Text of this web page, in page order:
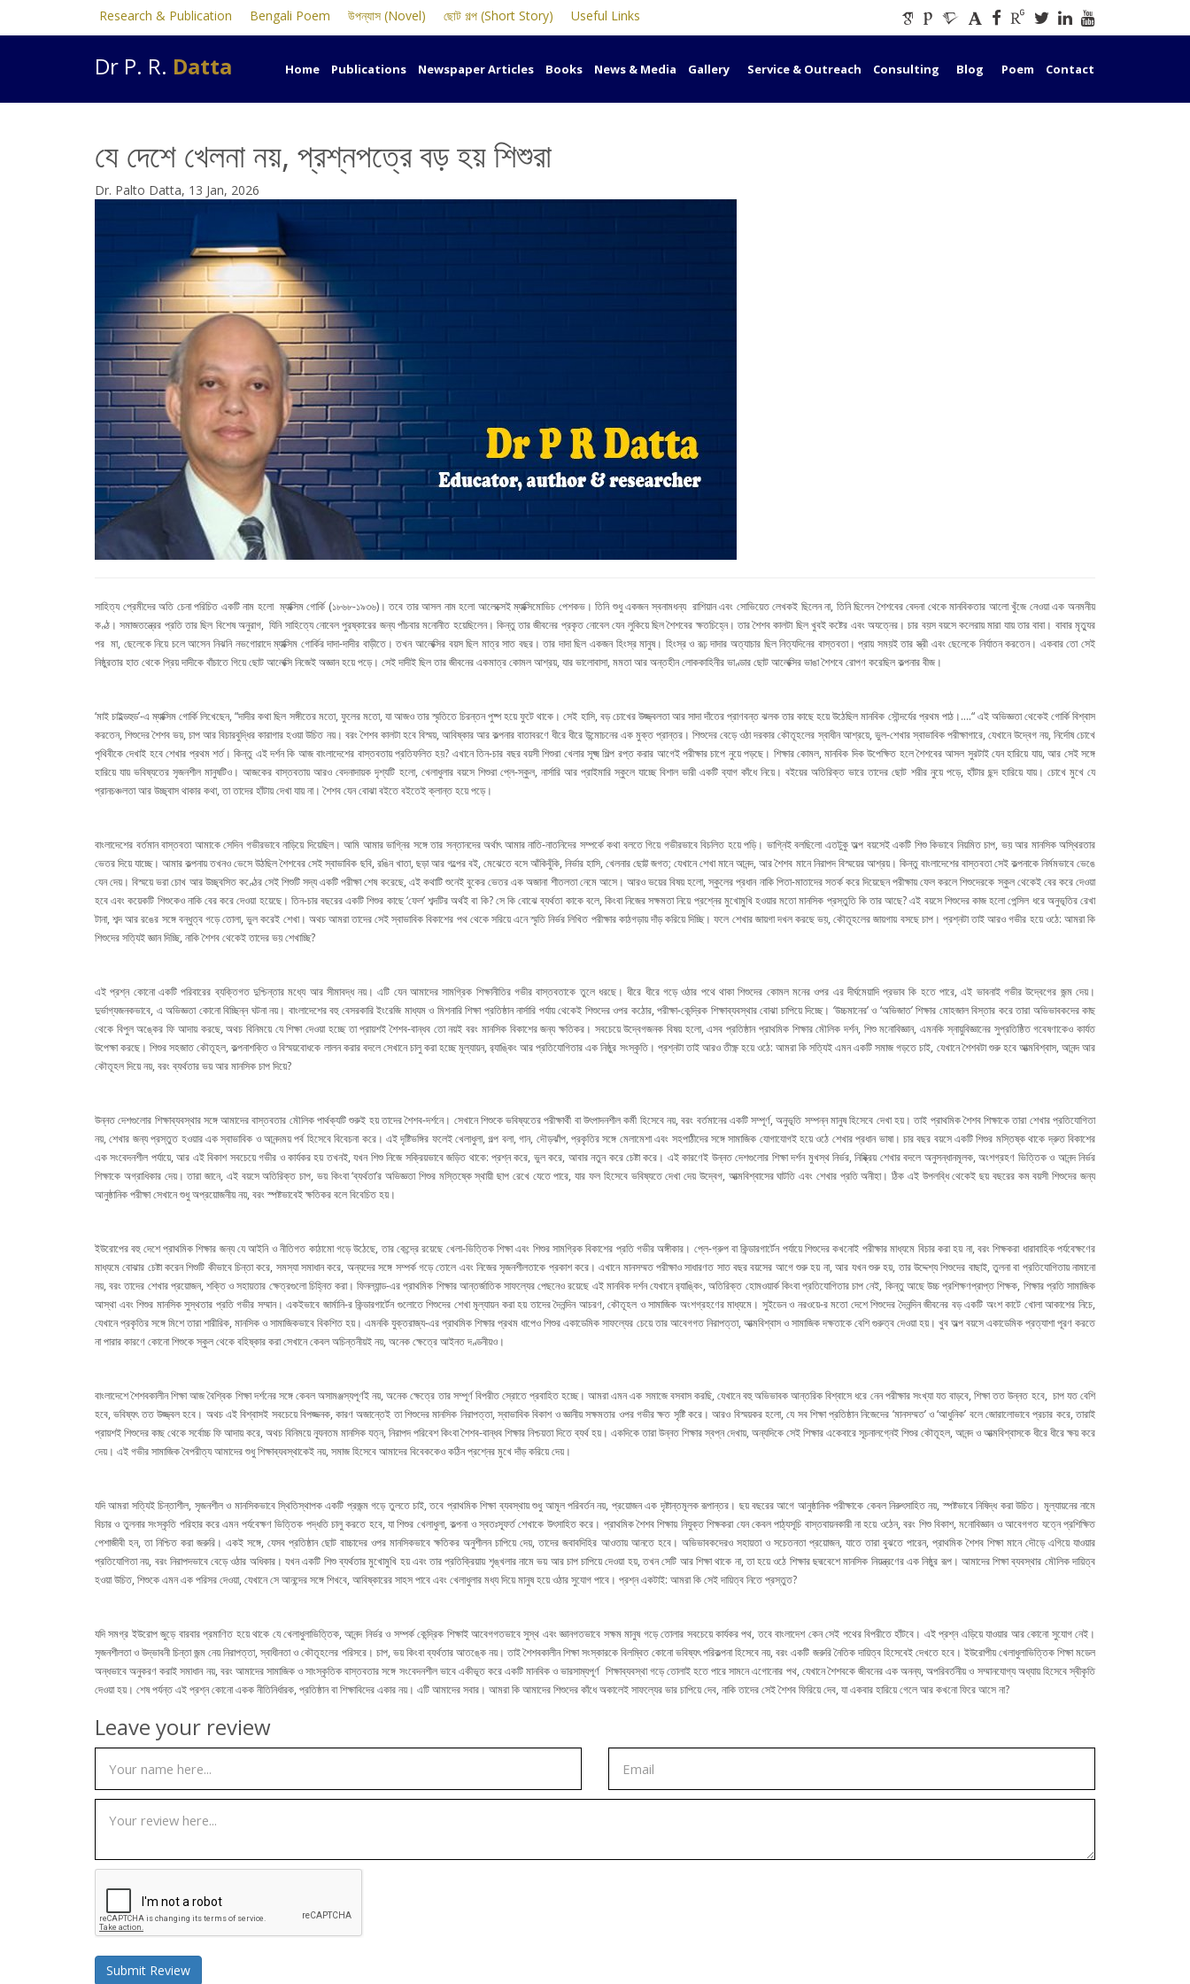
Research & Publication Bengali Poem উপন্যাস (Novel) ছোট গল্প (Short Story) Useful Links
Dr P. R. Datta Home Publications Newspaper Articles Books News & Media Gallery Service & Outreach Consulting Blog Poem Contact
যে দেশে খেলনা নয়, প্রশ্নপত্রে বড় হয় শিশুরা
Dr. Palto Datta, 13 Jan, 2026
সাহিত্য প্রেমীদের অতি চেনা পরিচিত একটি নাম হলো ম্যাক্সিম গোর্কি (১৮৬৮-১৯৩৬)। তবে তার আসল নাম হলো আলেক্সেই ম্যাক্সিমোভিচ পেশকভ। তিনি শুধু একজন স্বনামধন্য রাশিয়ান এবং সোভিয়েত লেখকই ছিলেন না, তিনি ছিলেন শৈশবের বেদনা থেকে মানবিকতার আলো খুঁজে নেওয়া এক অনমনীয়
কণ্ঠ। সমাজতন্ত্রের প্রতি তার ছিল বিশেষ অনুরাগ, যিনি সাহিত্যে নোবেল পুরষ্কারের জন্য পাঁচবার মনোনীত হয়েছিলেন। কিন্তু তার জীবনের প্রকৃত নোবেল যেন লুকিয়ে ছিল শৈশবের ক্ষতচিহ্নে। তার শৈশব কালটা ছিল খুবই কষ্টের এবং অযত্নের। চার বয়স বয়সে কলেরায় মারা যায় তার বাবা। বাবার মৃত্যুর
পর মা, ছেলেকে নিয়ে চলে আসেন নিঝনি নভগোরাদে ম্যাক্সিম গোর্কির দাদা-দাদীর বাড়ীতে। তখন আলেক্সির বয়স ছিল মাত্র সাত বছর। তার দাদা ছিল একজন হিংস্র মানুষ। হিংস্র ও রূঢ় দাদার অত্যাচার ছিল নিত্যদিনের বাস্তবতা। প্রায় সময়ই তার স্ত্রী এবং ছেলেকে নির্যাতন করতেন। একবার তো সেই
নিষ্ঠুরতার হাত থেকে প্রিয় দাদীকে বাঁচাতে গিয়ে ছোট আলেক্সি নিজেই অজ্ঞান হয়ে পড়ে। সেই দাদীই ছিল তার জীবনের একমাত্র কোমল আশ্রয়, যার ভালোবাসা, মমতা আর অন্তহীন লোককাহিনীর ভাণ্ডার ছোট আলেক্সির ভাঙা শৈশবে রোপণ করেছিল কল্পনার বীজ।
‘মাই চাইল্ডহুড’-এ ম্যাক্সিম গোর্কি লিখেছেন, “দাদীর কথা ছিল সঙ্গীতের মতো, ফুলের মতো, যা আজও তার স্মৃতিতে চিরন্তন পুষ্প হয়ে ফুটে থাকে। সেই হাসি, বড় চোখের উজ্জ্বলতা আর সাদা দাঁতের প্রাণবন্ত ঝলক তার কাছে হয়ে উঠেছিল মানবিক সৌন্দর্যের প্রথম পাঠ।….“ এই অভিজ্ঞতা থেকেই গোর্কি বিশ্বাস
করতেন, শিশুদের শৈশব ভয়, চাপ আর বিচারবুদ্ধির কারাগার হওয়া উচিত নয়। বরং শৈশব কালটা হবে বিস্ময়, আবিষ্কার আর কল্পনার বাতাবরণে ধীরে ধীরে উন্মোচনের এক মুক্ত প্রান্তর। শিশুদের বেড়ে ওঠা দরকার কৌতূহলের স্বাধীন আশ্রয়ে, ভুল-শেখার স্বাভাবিক পরীক্ষাগারে, যেখানে উদ্বেগ নয়, নির্দোষ চোখে
পৃথিবীকে দেখাই হবে শেখার প্রথম শর্ত। কিন্তু এই দর্শন কি আজ বাংলাদেশের বাস্তবতায় প্রতিফলিত হয়? এখানে তিন-চার বছর বয়সী শিশুরা খেলার সূক্ষ্ম শিল্প রপ্ত করার আগেই পরীক্ষার চাপে নুয়ে পড়ছে। শিক্ষার কোমল, মানবিক দিক উপেক্ষিত হলে শৈশবের আসল সুরটাই যেন হারিয়ে যায়, আর সেই সঙ্গে
হারিয়ে যায় ভবিষ্যতের সৃজনশীল মানুষটিও। আজকের বাস্তবতায় আরও বেদনাদায়ক দৃশ্যটি হলো, খেলাধুলার বয়সে শিশুরা প্লে-স্কুল, নার্সারি আর প্রাইমারি স্কুলে যাচ্ছে বিশাল ভারী একটি ব্যাগ কাঁধে নিয়ে। বইয়ের অতিরিক্ত ভারে তাদের ছোট শরীর নুয়ে পড়ে, হাঁটার ছন্দ হারিয়ে যায়। চোখে মুখে যে
প্রানচঞ্চলতা আর উচ্ছ্বাস থাকার কথা, তা তাদের হাঁটায় দেখা যায় না। শৈশব যেন বোঝা বইতে বইতেই ক্লান্ত হয়ে পড়ে।
বাংলাদেশের বর্তমান বাস্তবতা আমাকে সেদিন গভীরভাবে নাড়িয়ে দিয়েছিল। আমি আমার ভাগ্নির সঙ্গে তার সন্তানদের অর্থাৎ আমার নাতি-নাতনিদের সম্পর্কে কথা বলতে গিয়ে গভীরভাবে বিচলিত হয়ে পড়ি। ভাগ্নিই বলছিলো এতটুকু অল্প বয়সেই একটি শিশু কিভাবে নিয়মিত চাপ, ভয় আর মানসিক অস্থিরতার
ভেতর দিয়ে যাচ্ছে। আমার কল্পনায় তখনও ভেসে উঠছিল শৈশবের সেই স্বাভাবিক ছবি, রঙিন খাতা, ছড়া আর গল্পের বই, মেঝেতে বসে আঁকিবুঁকি, নির্ভার হাসি, খেলনার ছোট্ট জগত; যেখানে শেখা মানে আনন্দ, আর শৈশব মানে নিরাপদ বিস্ময়ের আশ্রয়। কিন্তু বাংলাদেশের বাস্তবতা সেই কল্পনাকে নির্মমভাবে ভেঙে
যেন দেয়। বিস্ময়ে ভরা চোখ আর উচ্ছ্বসিত কণ্ঠের সেই শিশুটি সদ্য একটি পরীক্ষা শেষ করেছে, এই কথাটি শুনেই বুকের ভেতর এক অজানা শীতলতা নেমে আসে। আরও ভয়ের বিষয় হলো, স্কুলের প্রধান নাকি পিতা-মাতাদের সতর্ক করে দিয়েছেন পরীক্ষায় ফেল করলে শিশুদেরকে স্কুল থেকেই বের করে দেওয়া
হবে এবং কয়েকটি শিশুকেও নাকি বের করে দেওয়া হয়েছে। তিন-চার বছরের একটি শিশুর কাছে ‘ফেল’ শব্দটির অর্থই বা কি? সে কি বোঝে ব্যর্থতা কাকে বলে, কিংবা নিজের সক্ষমতা নিয়ে প্রশ্নের মুখোমুখি হওয়ার মতো মানসিক প্রস্তুতি কি তার আছে? এই বয়সে শিশুদের কাজ হলো পেন্সিল ধরে অনুভূতির রেখা
টানা, শব্দ আর রঙের সঙ্গে বন্ধুত্ব গড়ে তোলা, ভুল করেই শেখা। অথচ আমরা তাদের সেই স্বাভাবিক বিকাশের পথ থেকে সরিয়ে এনে স্মৃতি নির্ভর লিখিত পরীক্ষার কাঠগড়ায় দাঁড় করিয়ে দিচ্ছি। ফলে শেখার জায়গা দখল করছে ভয়, কৌতূহলের জায়গায় বসছে চাপ। প্রশ্নটা তাই আরও গভীর হয়ে ওঠে: আমরা কি
শিশুদের সত্যিই জ্ঞান দিচ্ছি, নাকি শৈশব থেকেই তাদের ভয় শেখাচ্ছি?
এই প্রশ্ন কোনো একটি পরিবারের ব্যক্তিগত দুশ্চিন্তার মধ্যে আর সীমাবদ্ধ নয়। এটি যেন আমাদের সামগ্রিক শিক্ষানীতির গভীর বাস্তবতাকে তুলে ধরছে। ধীরে ধীরে গড়ে ওঠার পথে থাকা শিশুদের কোমল মনের ওপর এর দীর্ঘমেয়াদি প্রভাব কি হতে পারে, এই ভাবনাই গভীর উদ্বেগের জন্ম দেয়।
দুর্ভাগ্যজনকভাবে, এ অভিজ্ঞতা কোনো বিচ্ছিন্ন ঘটনা নয়। বাংলাদেশের বহু বেসরকারি ইংরেজি মাধ্যম ও মিশনারি শিক্ষা প্রতিষ্ঠান নার্সারি পর্যায় থেকেই শিশুদের ওপর কঠোর, পরীক্ষা-কেন্দ্রিক শিক্ষাব্যবস্থার বোঝা চাপিয়ে দিচ্ছে। ‘উচ্চমানের’ ও ‘অভিজাত’ শিক্ষার মোহজাল বিস্তার করে তারা অভিভাবকদের কাছ
থেকে বিপুল অঙ্কের ফি আদায় করছে, অথচ বিনিময়ে যে শিক্ষা দেওয়া হচ্ছে তা প্রায়শই শৈশব-বান্ধব তো নয়ই বরং মানসিক বিকাশের জন্য ক্ষতিকর। সবচেয়ে উদ্বেগজনক বিষয় হলো, এসব প্রতিষ্ঠান প্রাথমিক শিক্ষার মৌলিক দর্শন, শিশু মনোবিজ্ঞান, এমনকি স্নায়ুবিজ্ঞানের সুপ্রতিষ্ঠিত গবেষণাকেও কার্যত
উপেক্ষা করছে। শিশুর সহজাত কৌতূহল, কল্পনাশক্তি ও বিস্ময়বোধকে লালন করার বদলে সেখানে চালু করা হচ্ছে মূল্যায়ন, র‍্যাঙ্কিং আর প্রতিযোগিতার এক নিষ্ঠুর সংস্কৃতি। প্রশ্নটা তাই আরও তীক্ষ্ণ হয়ে ওঠে: আমরা কি সত্যিই এমন একটি সমাজ গড়তে চাই, যেখানে শৈশবটা শুরু হবে আত্মবিশ্বাস, আনন্দ আর
কৌতূহল দিয়ে নয়, বরং ব্যর্থতার ভয় আর মানসিক চাপ দিয়ে?
উন্নত দেশগুলোর শিক্ষাব্যবস্থার সঙ্গে আমাদের বাস্তবতার মৌলিক পার্থক্যটি শুরুই হয় তাদের শৈশব-দর্শনে। সেখানে শিশুকে ভবিষ্যতের পরীক্ষার্থী বা উৎপাদনশীল কর্মী হিসেবে নয়, বরং বর্তমানের একটি সম্পূর্ণ, অনুভূতি সম্পন্ন মানুষ হিসেবে দেখা হয়। তাই প্রাথমিক শৈশব শিক্ষাকে তারা শেখার প্রতিযোগিতা
নয়, শেখার জন্য প্রস্তুত হওয়ার এক স্বাভাবিক ও আনন্দময় পর্ব হিসেবে বিবেচনা করে। এই দৃষ্টিভঙ্গির ফলেই খেলাধুলা, গল্প বলা, গান, দৌড়ঝাঁপ, প্রকৃতির সঙ্গে মেলামেশা এবং সহপাঠীদের সঙ্গে সামাজিক যোগাযোগই হয়ে ওঠে শেখার প্রধান ভাষা। চার বছর বয়সে একটি শিশুর মস্তিষ্ক থাকে দ্রুত বিকাশের
এক সংবেদনশীল পর্যায়ে, আর এই বিকাশ সবচেয়ে গভীর ও কার্যকর হয় তখনই, যখন শিশু নিজে সক্রিয়ভাবে জড়িত থাকে: প্রশ্ন করে, ভুল করে, আবার নতুন করে চেষ্টা করে। এই কারণেই উন্নত দেশগুলোর শিক্ষা দর্শন মুখস্থ নির্ভর, নিষ্ক্রিয় শেখার বদলে অনুসন্ধানমূলক, অংশগ্রহণ ভিত্তিক ও আনন্দ নির্ভর
শিক্ষাকে অগ্রাধিকার দেয়। তারা জানে, এই বয়সে অতিরিক্ত চাপ, ভয় কিংবা ‘ব্যর্থতা’র অভিজ্ঞতা শিশুর মস্তিষ্কে স্থায়ী ছাপ রেখে যেতে পারে, যার ফল হিসেবে ভবিষ্যতে দেখা দেয় উদ্বেগ, আত্মবিশ্বাসের ঘাটতি এবং শেখার প্রতি অনীহা। ঠিক এই উপলব্ধি থেকেই ছয় বছরের কম বয়সী শিশুদের জন্য
আনুষ্ঠানিক পরীক্ষা সেখানে শুধু অপ্রয়োজনীয় নয়, বরং স্পষ্টভাবেই ক্ষতিকর বলে বিবেচিত হয়।
ইউরোপের বহু দেশে প্রাথমিক শিক্ষার জন্য যে আইনি ও নীতিগত কাঠামো গড়ে উঠেছে, তার কেন্দ্রে রয়েছে খেলা-ভিত্তিক শিক্ষা এবং শিশুর সামগ্রিক বিকাশের প্রতি গভীর অঙ্গীকার। প্লে-গ্রুপ বা কিন্ডারগার্টেন পর্যায়ে শিশুদের কখনোই পরীক্ষার মাধ্যমে বিচার করা হয় না, বরং শিক্ষকরা ধারাবাহিক পর্যবেক্ষণের
মাধ্যমে বোঝার চেষ্টা করেন শিশুটি কীভাবে চিন্তা করে, সমস্যা সমাধান করে, অন্যদের সঙ্গে সম্পর্ক গড়ে তোলে এবং নিজের সৃজনশীলতাকে প্রকাশ করে। এখানে মানসম্মত পরীক্ষাও সাধারণত সাত বছর বয়সের আগে শুরু হয় না, আর যখন শুরু হয়, তার উদ্দেশ্য শিশুদের বাছাই, তুলনা বা প্রতিযোগিতায় নামানো
নয়, বরং তাদের শেখার প্রয়োজন, শক্তি ও সহায়তার ক্ষেত্রগুলো চিহ্নিত করা। ফিনল্যান্ড-এর প্রাথমিক শিক্ষার আন্তর্জাতিক সাফল্যের পেছনেও রয়েছে এই মানবিক দর্শন যেখানে র‍্যাঙ্কিং, অতিরিক্ত হোমওয়ার্ক কিংবা প্রতিযোগিতার চাপ নেই, কিন্তু আছে উচ্চ প্রশিক্ষণপ্রাপ্ত শিক্ষক, শিক্ষার প্রতি সামাজিক
আস্থা এবং শিশুর মানসিক সুস্থতার প্রতি গভীর সম্মান। একইভাবে জার্মানি-র কিন্ডারগার্টেন গুলোতে শিশুদের শেখা মূল্যায়ন করা হয় তাদের দৈনন্দিন আচরণ, কৌতূহল ও সামাজিক অংশগ্রহণের মাধ্যমে। সুইডেন ও নরওয়ে-র মতো দেশে শিশুদের দৈনন্দিন জীবনের বড় একটি অংশ কাটে খোলা আকাশের নিচে,
যেখানে প্রকৃতির সঙ্গে মিশে তারা শারীরিক, মানসিক ও সামাজিকভাবে বিকশিত হয়। এমনকি যুক্তরাজ্য-এর প্রাথমিক শিক্ষার প্রথম ধাপেও শিশুর একাডেমিক সাফল্যের চেয়ে তার আবেগগত নিরাপত্তা, আত্মবিশ্বাস ও সামাজিক দক্ষতাকে বেশি গুরুত্ব দেওয়া হয়। খুব অল্প বয়সে একাডেমিক প্রত্যাশা পূরণ করতে
না পারার কারণে কোনো শিশুকে স্কুল থেকে বহিষ্কার করা সেখানে কেবল অচিন্তনীয়ই নয়, অনেক ক্ষেত্রে আইনত দণ্ডনীয়ও।
বাংলাদেশে শৈশবকালীন শিক্ষা আজ বৈশ্বিক শিক্ষা দর্শনের সঙ্গে কেবল অসামঞ্জস্যপূর্ণই নয়, অনেক ক্ষেত্রে তার সম্পূর্ণ বিপরীত স্রোতে প্রবাহিত হচ্ছে। আমরা এমন এক সমাজে বসবাস করছি, যেখানে বহু অভিভাবক আন্তরিক বিশ্বাসে ধরে নেন পরীক্ষার সংখ্যা যত বাড়বে, শিক্ষা তত উন্নত হবে, চাপ যত বেশি
হবে, ভবিষ্যৎ তত উজ্জ্বল হবে। অথচ এই বিশ্বাসই সবচেয়ে বিপজ্জনক, কারণ অজান্তেই তা শিশুদের মানসিক নিরাপত্তা, স্বাভাবিক বিকাশ ও জ্ঞানীয় সক্ষমতার ওপর গভীর ক্ষত সৃষ্টি করে। আরও বিস্ময়কর হলো, যে সব শিক্ষা প্রতিষ্ঠান নিজেদের ‘মানসম্মত’ ও ‘আধুনিক’ বলে জোরালোভাবে প্রচার করে, তারাই
প্রায়শই শিশুদের কাছ থেকে সর্বোচ্চ ফি আদায় করে, অথচ বিনিময়ে ন্যূনতম মানসিক যত্ন, নিরাপদ পরিবেশ কিংবা শৈশব-বান্ধব শিক্ষার নিশ্চয়তা দিতে ব্যর্থ হয়। একদিকে তারা উন্নত শিক্ষার স্বপ্ন দেখায়, অন্যদিকে সেই শিক্ষার একেবারে সূচনালগ্নেই শিশুর কৌতূহল, আনন্দ ও আত্মবিশ্বাসকে ধীরে ধীরে ক্ষয় করে
দেয়। এই গভীর সামাজিক বৈপরীত্য আমাদের শুধু শিক্ষাব্যবস্থাকেই নয়, সমাজ হিসেবে আমাদের বিবেককেও কঠিন প্রশ্নের মুখে দাঁড় করিয়ে দেয়।
যদি আমরা সত্যিই চিন্তাশীল, সৃজনশীল ও মানসিকভাবে স্থিতিস্থাপক একটি প্রজন্ম গড়ে তুলতে চাই, তবে প্রাথমিক শিক্ষা ব্যবস্থায় শুধু আমূল পরিবর্তন নয়, প্রয়োজন এক দৃষ্টান্তমূলক রূপান্তর। ছয় বছরের আগে আনুষ্ঠানিক পরীক্ষাকে কেবল নিরুৎসাহিত নয়, স্পষ্টভাবে নিষিদ্ধ করা উচিত। মূল্যায়নের নামে
বিচার ও তুলনার সংস্কৃতি পরিহার করে এমন পর্যবেক্ষণ ভিত্তিক পদ্ধতি চালু করতে হবে, যা শিশুর খেলাধুলা, কল্পনা ও স্বতঃস্ফূর্ত শেখাকে উৎসাহিত করে। প্রাথমিক শৈশব শিক্ষায় নিযুক্ত শিক্ষকরা যেন কেবল পাঠ্যসূচি বাস্তবায়নকারী না হয়ে ওঠেন, বরং শিশু বিকাশ, মনোবিজ্ঞান ও আবেগগত যত্নে প্রশিক্ষিত
পেশাজীবী হন, তা নিশ্চিত করা জরুরি। একই সঙ্গে, যেসব প্রতিষ্ঠান ছোট বাচ্চাদের ওপর মানসিকভাবে ক্ষতিকর অনুশীলন চাপিয়ে দেয়, তাদের জবাবদিহির আওতায় আনতে হবে। অভিভাবকদেরও সহায়তা ও সচেতনতা প্রয়োজন, যাতে তারা বুঝতে পারেন, প্রাথমিক শৈশব শিক্ষা মানে দৌড়ে এগিয়ে যাওয়ার
প্রতিযোগিতা নয়, বরং নিরাপদভাবে বেড়ে ওঠার অধিকার। যখন একটি শিশু ব্যর্থতার মুখোমুখি হয় এবং তার প্রতিক্রিয়ায় শৃঙ্খলার নামে ভয় আর চাপ চাপিয়ে দেওয়া হয়, তখন সেটি আর শিক্ষা থাকে না, তা হয়ে ওঠে শিক্ষার ছদ্মবেশে মানসিক নিয়ন্ত্রণের এক নিষ্ঠুর রূপ। আমাদের শিক্ষা ব্যবস্থার মৌলিক দায়িত্ব
হওয়া উচিত, শিশুকে এমন এক পরিসর দেওয়া, যেখানে সে আনন্দের সঙ্গে শিখবে, আবিষ্কারের সাহস পাবে এবং খেলাধুলার মধ্য দিয়ে মানুষ হয়ে ওঠার সুযোগ পাবে। প্রশ্ন একটাই: আমরা কি সেই দায়িত্ব নিতে প্রস্তুত?
যদি সমগ্র ইউরোপ জুড়ে বারবার প্রমাণিত হয়ে থাকে যে খেলাধুলাভিত্তিক, আনন্দ নির্ভর ও সম্পর্ক কেন্দ্রিক শিক্ষাই আবেগগতভাবে সুস্থ এবং জ্ঞানগতভাবে সক্ষম মানুষ গড়ে তোলার সবচেয়ে কার্যকর পথ, তবে বাংলাদেশ কেন সেই পথের বিপরীতে হাঁটবে। এই প্রশ্ন এড়িয়ে যাওয়ার আর কোনো সুযোগ নেই।
সৃজনশীলতা ও উদ্ভাবনী চিন্তা জন্ম নেয় নিরাপত্তা, স্বাধীনতা ও কৌতূহলের পরিসরে। চাপ, ভয় কিংবা ব্যর্থতার আতঙ্কে নয়। তাই শৈশবকালীন শিক্ষা সংস্কারকে বিলম্বিত কোনো ভবিষ্যৎ পরিকল্পনা হিসেবে নয়, বরং একটি জরুরি নৈতিক দায়িত্ব হিসেবেই দেখতে হবে। ইউরোপীয় খেলাধুলাভিত্তিক শিক্ষা মডেল
অন্ধভাবে অনুকরণ করাই সমাধান নয়, বরং আমাদের সামাজিক ও সাংস্কৃতিক বাস্তবতার সঙ্গে সংবেদনশীল ভাবে একীভূত করে একটি মানবিক ও ভারসাম্যপূর্ণ শিক্ষাব্যবস্থা গড়ে তোলাই হতে পারে সামনে এগোনোর পথ, যেখানে শৈশবকে জীবনের এক অনন্য, অপরিবর্তনীয় ও সম্মানযোগ্য অধ্যায় হিসেবে স্বীকৃতি
দেওয়া হয়। শেষ পর্যন্ত এই প্রশ্ন কোনো একক নীতিনির্ধারক, প্রতিষ্ঠান বা শিক্ষাবিদের একার নয়। এটি আমাদের সবার। আমরা কি আমাদের শিশুদের কাঁধে অকালেই সাফল্যের ভার চাপিয়ে দেব, নাকি তাদের সেই শৈশব ফিরিয়ে দেব, যা একবার হারিয়ে গেলে আর কখনো ফিরে আসে না?
Leave your review
Submit Review